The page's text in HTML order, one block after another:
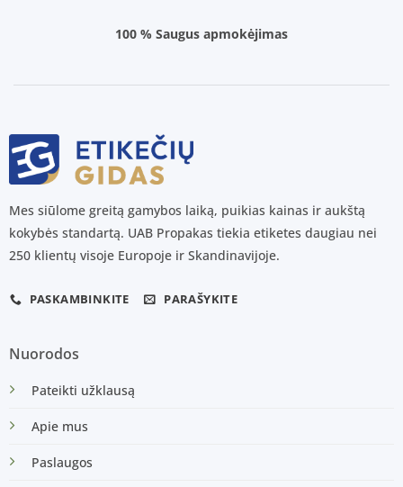
100 % Saugus apmokėjimas
Mes siūlome greitą gamybos laiką, puikias kainas ir aukštą
kokybės standartą. UAB Propakas tiekia etiketes daugiau nei
250 klientų visoje Europoje ir Skandinavijoje.
PASKAMBINKITE PARAŠYKITE
Nuorodos
Pateikti užklausą
Apie mus
Paslaugos